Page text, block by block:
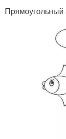
Прямоугольный